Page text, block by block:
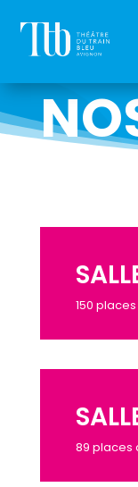
150
89 places